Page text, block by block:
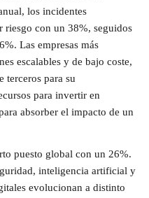
los incidentes
riesgo con un 38%, seguidos
Las empresas más
escalables y de bajo coste,
terceros para su
para invertir en
absorber el impacto de un
puesto global con un 26%.
inteligencia artificial y
evolucionan a distinto